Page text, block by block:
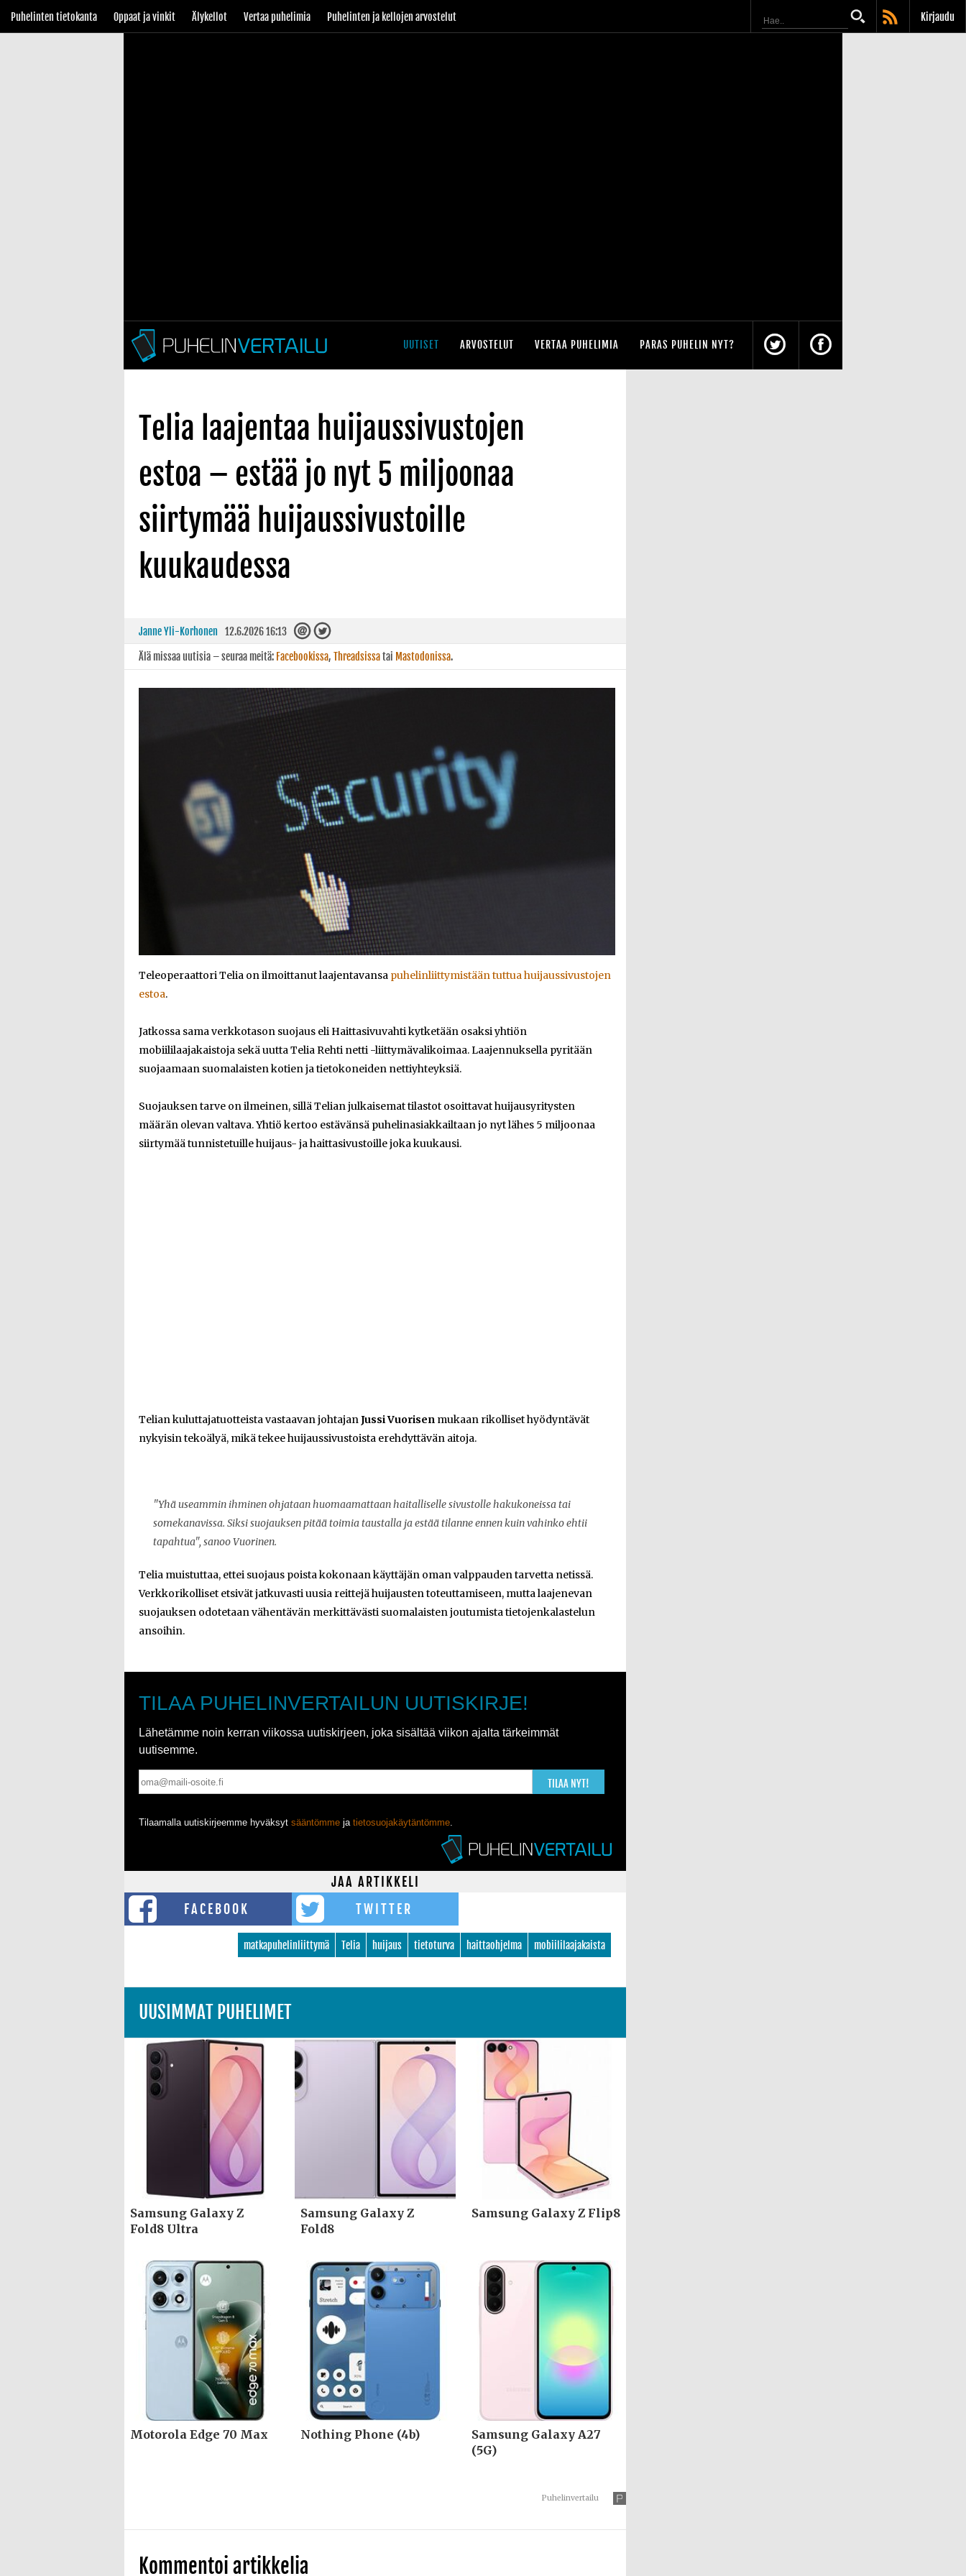
Puhelinten tietokanta Oppaat ja vinkit Älykellot Vertaa puhelimia Puhelinten ja kellojen arvostelut Kirjaudu
UUTISET ARVOSTELUT VERTAA PUHELIMIA PARAS PUHELIN NYT?
Telia laajentaa huijaussivustojen
estoa – estää jo nyt 5 miljoonaa
siirtymää huijaussivustoille
kuukaudessa
Janne Yli-Korhonen 12.6.2026 16:13
Älä missaa uutisia – seuraa meitä: Facebookissa, Threadsissatai Mastodonissa.
Teleoperaattori Telia on ilmoittanut laajentavansa puhelinliittymistään tuttua huijaussivustojen
estoa.
Jatkossa sama verkkotason suojaus eli Haittasivuvahti kytketään osaksi yhtiön
mobiililaajakaistoja sekä uutta Telia Rehti netti -liittymävalikoimaa. Laajennuksella pyritään
suojaamaan suomalaisten kotien ja tietokoneiden nettiyhteyksiä.
Suojauksen tarve on ilmeinen, sillä Telian julkaisemat tilastot osoittavat huijausyritysten
määrän olevan valtava. Yhtiö kertoo estävänsä puhelinasiakkailtaan jo nyt lähes 5 miljoonaa
siirtymää tunnistetuille huijaus- ja haittasivustoille joka kuukausi.
Telian kuluttajatuotteista vastaavan johtajanJussi Vuorisen mukaan rikolliset hyödyntävät
nykyisin tekoälyä, mikä tekee huijaussivustoista erehdyttävän aitoja.
"Yhä useammin ihminen ohjataan huomaamattaan haitalliselle sivustolle hakukoneissa tai
somekanavissa. Siksi suojauksen pitää toimia taustalla ja estää tilanne ennen kuin vahinko ehtii
tapahtua", sanoo Vuorinen.
Telia muistuttaa, ettei suojaus poista kokonaan käyttäjän oman valppauden tarvetta netissä.
Verkkorikolliset etsivät jatkuvasti uusia reittejä huijausten toteuttamiseen, mutta laajenevan
suojauksen odotetaan vähentävän merkittävästi suomalaisten joutumista tietojenkalastelun
ansoihin.
TILAA PUHELINVERTAILUN UUTISKIRJE!
Lähetämme noin kerran viikossa uutiskirjeen, joka sisältää viikon ajalta tärkeimmät
uutisemme.
TILAA NYT!
Tilaamalla uutiskirjeemme hyväksyt sääntömme ja tietosuojakäytäntömme.
JAA ARTIKKELI
FACEBOOK
TWITTER
mobiililaajakaista
haittaohjelma
tietoturva
huijaus
Telia
matkapuhelinliittymä
UUSIMMAT PUHELIMET
Samsung Galaxy Z
Fold8 Ultra
Samsung Galaxy Z
Fold8
Samsung Galaxy Z Flip8
Motorola Edge 70 Max Nothing Phone (4b)
Samsung Galaxy A27
(5G)
Puhelinvertailu
Kommentoi artikkelia